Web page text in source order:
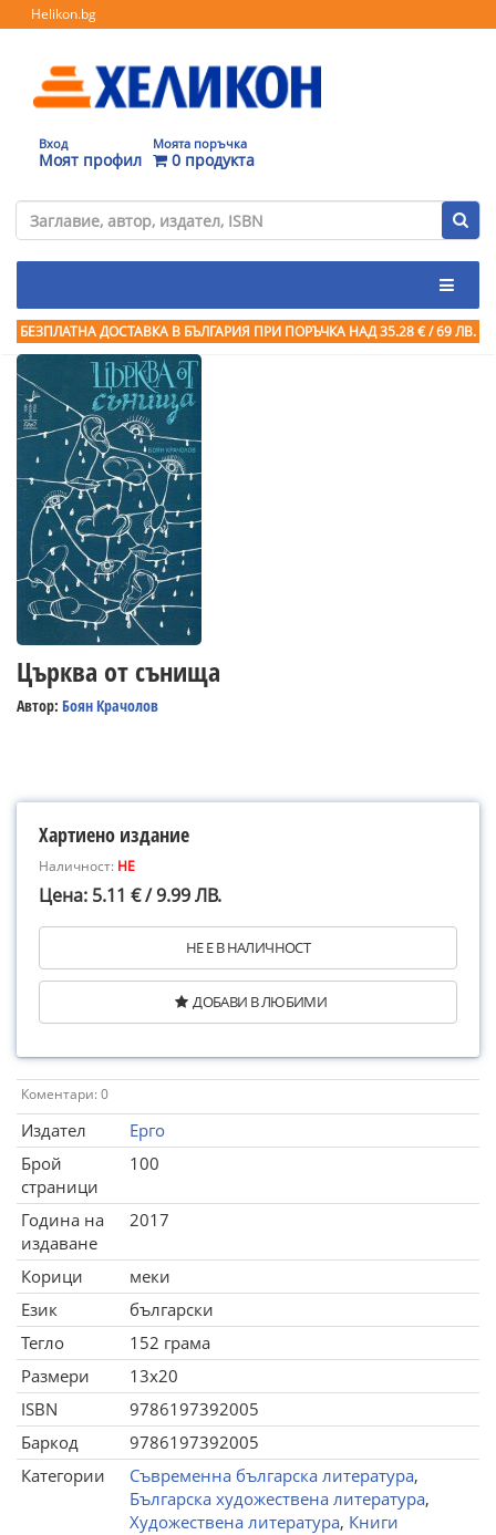
Helikon.bg
Вход
Моят профил
Моята поръчка
0 продукта
БЕЗПЛАТНА ДОСТАВКА В БЪЛГАРИЯ ПРИ ПОРЪЧКА НАД 35.28 € / 69 ЛВ.
Църква от сънища
Автор: Боян Крачолов
Хартиено издание
Наличност: НЕ
Цена: 5.11 € / 9.99 ЛВ.
НЕ Е В НАЛИЧНОСТ
ДОБАВИ В ЛЮБИМИ
Коментари: 0
Издател
Ерго
Брой
страници
100
Година на
издаване
2017
Корици
меки
Език
български
Тегло
152 грама
Размери
13x20
ISBN
9786197392005
Баркод
9786197392005
Категории
Съвременна българска литература,
Българска художествена литература,
Художествена литература, Книги